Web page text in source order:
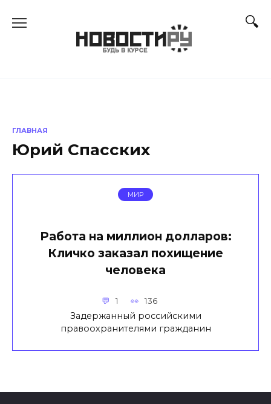
ГЛАВНАЯ
Юрий Спасских
МИР
Работа на миллион долларов:
Кличко заказал похищение
человека
1 136
Задержанный российскими
правоохранителями гражданин